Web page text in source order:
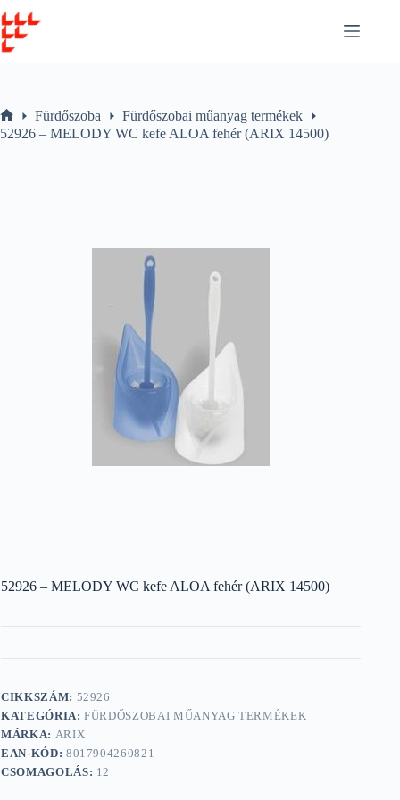
to
content
Home
Fürdőszoba
Fürdőszobai műanyag termékek
52926 – MELODY WC kefe ALOA fehér (ARIX 14500)
52926 – MELODY WC kefe ALOA fehér (ARIX 14500)
CIKKSZÁM: 52926
KATEGÓRIA:FÜRDŐSZOBAI MŰANYAG TERMÉKEK
MÁRKA: ARIX
EAN-KÓD: 8017904260821
CSOMAGOLÁS: 12